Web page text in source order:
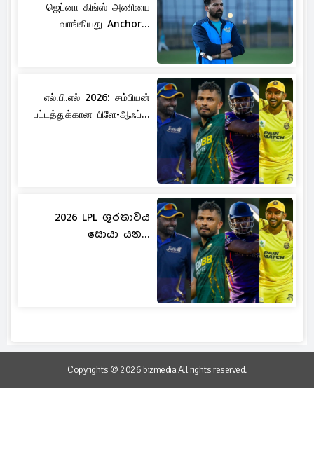
ஜெப்னா கிங்ஸ் அணியை
வாங்கியது Anchor...
எல்.பி.எல் 2026: சம்பியன்
பட்டத்துக்கான பிளே-ஆஃப்...
2026 LPL ශූරතාවය
සොයා යන...
Copyrights © 2026 bizmedia All rights reserved.